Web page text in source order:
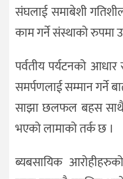
संघलाई समाबेशी
काम गर्ने संस्थाको रुपमा
पर्वतीय पर्यटनको
समर्पणलाई सम्मान गर्ने
साझा छलफल बहस साथै
भएको लामाको तर्क छ ।
ब्यबसायिक